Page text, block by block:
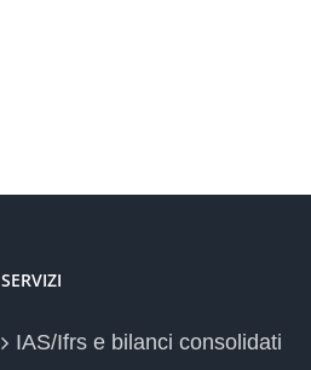
SERVIZI
IAS/Ifrs e bilanci consolidati